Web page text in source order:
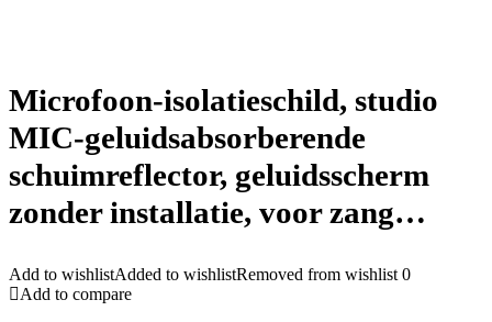
Microfoon-isolatieschild, studio
MIC-geluidsabsorberende
schuimreflector, geluidsscherm
zonder installatie, voor zang…
Add to wishlistAdded to wishlistRemoved from wishlist 0
Add to compare